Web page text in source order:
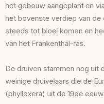
het gebouw aangeplant en
het bovenste verdiep van de
steeds tot bloei komen en
van het Frankenthal-ras.
De druiven stammen nog uit
weinige druivelaars die de
(phylloxera) uit de 19de